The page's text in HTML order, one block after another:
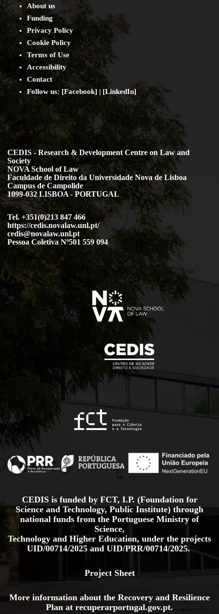
About us
Funding
Privacy Policy
Cookie Policy
Terms of Use
Accessibility
Contact
Follow us: [Facebook] | [LinkedIn]
CEDIS - Research & Development Centre on Law and
Society
NOVA School of Law
Faculdade de Direito da Universidade Nova de Lisboa
Campus de Campolide
1099-032 LISBOA - PORTUGAL
Tel. +351(0)213 847 466
https://cedis.novalaw.unl.pt/
cedis@novalaw.unl.pt
Pessoa Coletiva Nº501 559 094
CEDIS is funded by FCT, I.P. (Foundation for
Science and Technology, Public Institute) through
national funds from the Portuguese Ministry of
Science,
Technology and Higher Education, under the projects
UID/00714/2025 and UID/PRR/00714/2025.
Project Sheet
More information about the Recovery and Resilience
Plan at recuperarportugal.gov.pt.